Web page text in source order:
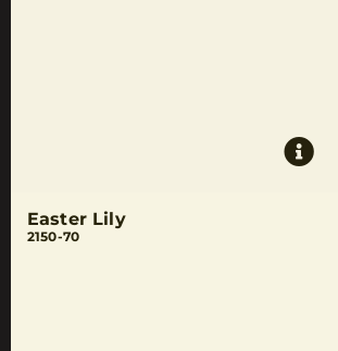
Easter Lily
2150-70